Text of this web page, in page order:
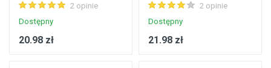
2 opinie
Dostępny
20.98 zł
2 opinie
Dostępny
21.98 zł